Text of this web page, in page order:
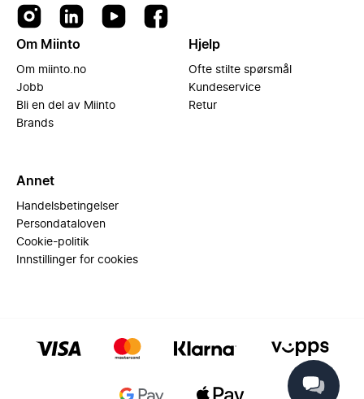
Om Miinto
Om miinto.no
Jobb
Bli en del av Miinto
Brands
Hjelp
Ofte stilte spørsmål
Kundeservice
Retur
Annet
Handelsbetingelser
Persondataloven
Cookie-politik
Innstillinger for cookies